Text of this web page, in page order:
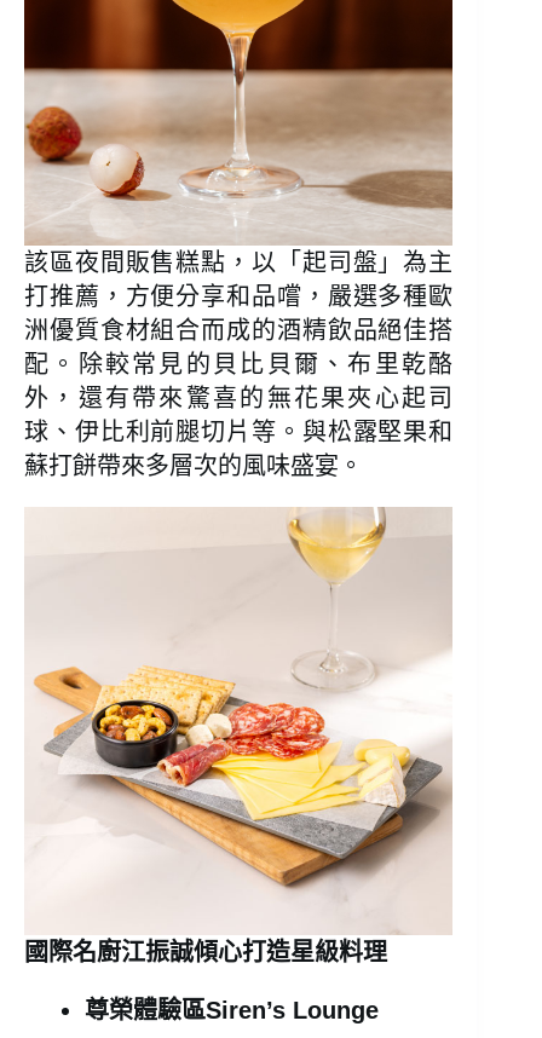
該區夜間販售糕點，以「起司盤」為主
打推薦，方便分享和品嚐，嚴選多種歐
洲優質食材組合而成的酒精飲品絕佳搭
配。除較常見的貝比貝爾、布里乾酪
外，還有帶來驚喜的無花果夾心起司
球、伊比利前腿切片等。與松露堅果和
蘇打餅帶來多層次的風味盛宴。
國際名廚江振誠傾心打造星級料理
尊榮體驗區Siren’s Lounge